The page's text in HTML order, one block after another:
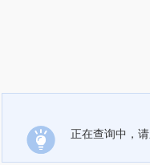
正在查询中，